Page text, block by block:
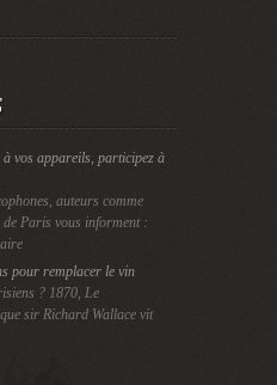
vos appareils, participez à
auteurs comme
Paris vous informent :
pour remplacer le vin
? 1870, Le
sir Richard Wallace vit